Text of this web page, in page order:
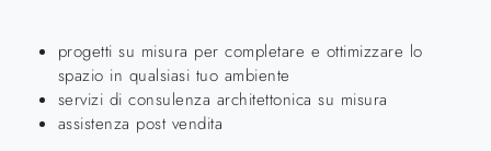
progetti su misura per completare e ottimizzare lo
spazio in qualsiasi tuo ambiente
servizi di consulenza architettonica su misura
assistenza post vendita